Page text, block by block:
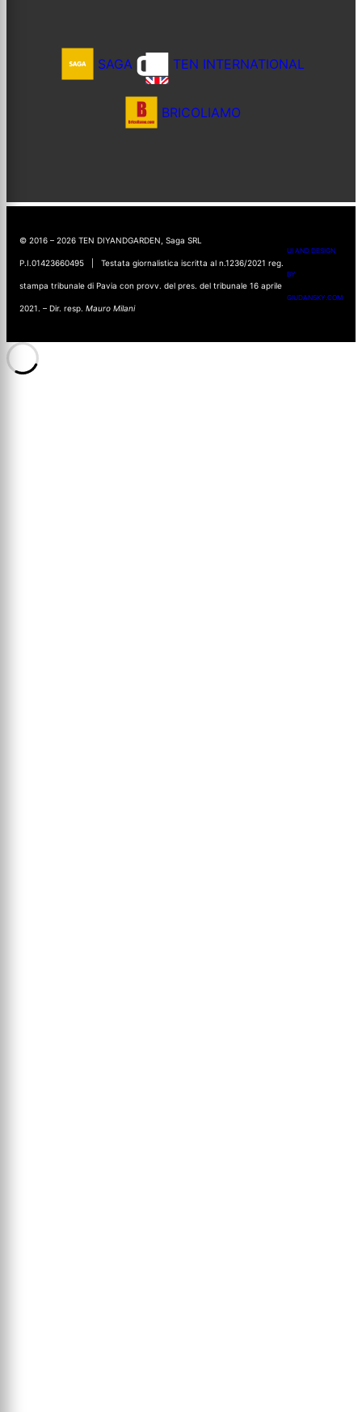
SAGA TEN INTERNATIONAL
BRICOLIAMO
© 2016 – 2026 TEN DIYANDGARDEN, Saga SRL
P.I.01423660495 | Testata giornalistica iscritta al n.1236/2021 reg.
stampa tribunale di Pavia con provv. del pres. del tribunale 16 aprile
2021. – Dir. resp. Mauro Milani
UI AND DESIGN
BY
GIUDANSKY.COM